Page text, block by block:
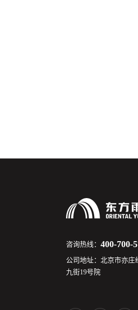
咨询热线：400-700-
公司地址：北京市亦庄
九街19号院